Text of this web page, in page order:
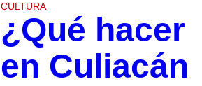
CULTURA
¿Qué hacer
en Culiacán